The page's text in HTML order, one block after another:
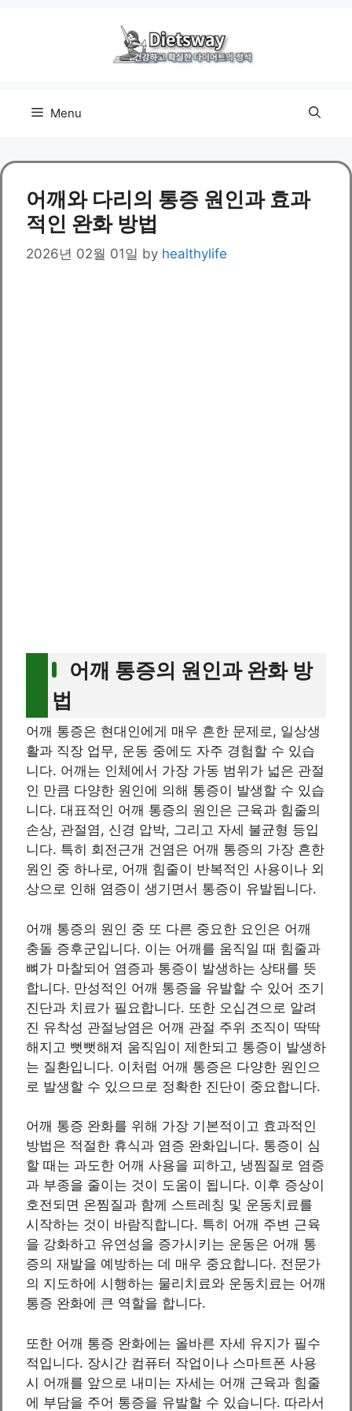
Menu
어깨와 다리의 통증 원인과 효과
적인 완화 방법
2026년 02월 01일 by healthylife
어깨 통증의 원인과 완화 방
법
어깨 통증은 현대인에게 매우 흔한 문제로, 일상생
활과 직장 업무, 운동 중에도 자주 경험할 수 있습
니다. 어깨는 인체에서 가장 가동 범위가 넓은 관절
인 만큼 다양한 원인에 의해 통증이 발생할 수 있습
니다. 대표적인 어깨 통증의 원인은 근육과 힘줄의
손상, 관절염, 신경 압박, 그리고 자세 불균형 등입
니다. 특히 회전근개 건염은 어깨 통증의 가장 흔한
원인 중 하나로, 어깨 힘줄이 반복적인 사용이나 외
상으로 인해 염증이 생기면서 통증이 유발됩니다.
어깨 통증의 원인 중 또 다른 중요한 요인은 어깨
충돌 증후군입니다. 이는 어깨를 움직일 때 힘줄과
뼈가 마찰되어 염증과 통증이 발생하는 상태를 뜻
합니다. 만성적인 어깨 통증을 유발할 수 있어 조기
진단과 치료가 필요합니다. 또한 오십견으로 알려
진 유착성 관절낭염은 어깨 관절 주위 조직이 딱딱
해지고 뻣뻣해져 움직임이 제한되고 통증이 발생하
는 질환입니다. 이처럼 어깨 통증은 다양한 원인으
로 발생할 수 있으므로 정확한 진단이 중요합니다.
어깨 통증 완화를 위해 가장 기본적이고 효과적인
방법은 적절한 휴식과 염증 완화입니다. 통증이 심
할 때는 과도한 어깨 사용을 피하고, 냉찜질로 염증
과 부종을 줄이는 것이 도움이 됩니다. 이후 증상이
호전되면 온찜질과 함께 스트레칭 및 운동치료를
시작하는 것이 바람직합니다. 특히 어깨 주변 근육
을 강화하고 유연성을 증가시키는 운동은 어깨 통
증의 재발을 예방하는 데 매우 중요합니다. 전문가
의 지도하에 시행하는 물리치료와 운동치료는 어깨
통증 완화에 큰 역할을 합니다.
또한 어깨 통증 완화에는 올바른 자세 유지가 필수
적입니다. 장시간 컴퓨터 작업이나 스마트폰 사용
시 어깨를 앞으로 내미는 자세는 어깨 근육과 힘줄
에 부담을 주어 통증을 유발할 수 있습니다. 따라서